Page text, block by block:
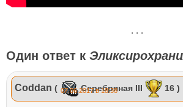
. . .
Один ответ к
Coddan ( Серебряная III 16 )
07.06.2017 в 18:38